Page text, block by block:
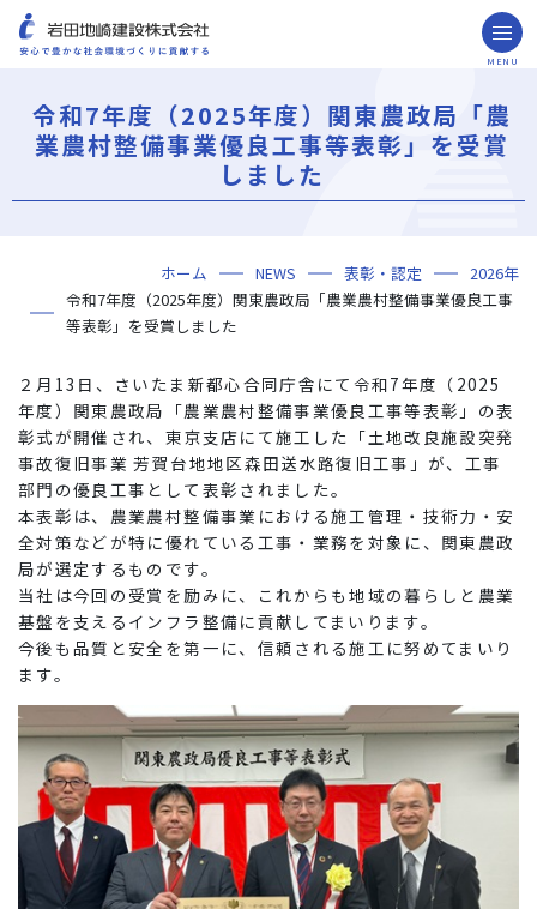
MENU
企業情報
ミッション・ビジョン・社訓
3分でわかる岩田地崎建設
サステナビリティ
用途区分から探す
GISマップシステム
Niseko Project
プロジェクトレポート
技術・ソリューション
技術
ソリューション
採用情報
NISEKO PROJECTS
閉じる
令和7年度（2025年度）関東農政局「農
業農村整備事業優良工事等表彰」を受賞
しました
ホーム NEWS 表彰・認定
2026年
令和7年度（2025年度）関東農政局「農業農村整備事業優良工事
等表彰」を受賞しました
２月13日、さいたま新都心合同庁舎にて令和7年度（2025
年度）関東農政局「農業農村整備事業優良工事等表彰」の表
彰式が開催され、東京支店にて施工した「土地改良施設突発
事故復旧事業 芳賀台地地区森田送水路復旧工事」が、工事
部門の優良工事として表彰されました。
本表彰は、農業農村整備事業における施工管理・技術力・安
全対策などが特に優れている工事・業務を対象に、関東農政
局が選定するものです。
当社は今回の受賞を励みに、これからも地域の暮らしと農業
基盤を支えるインフラ整備に貢献してまいります。
今後も品質と安全を第一に、信頼される施工に努めてまいり
ます。